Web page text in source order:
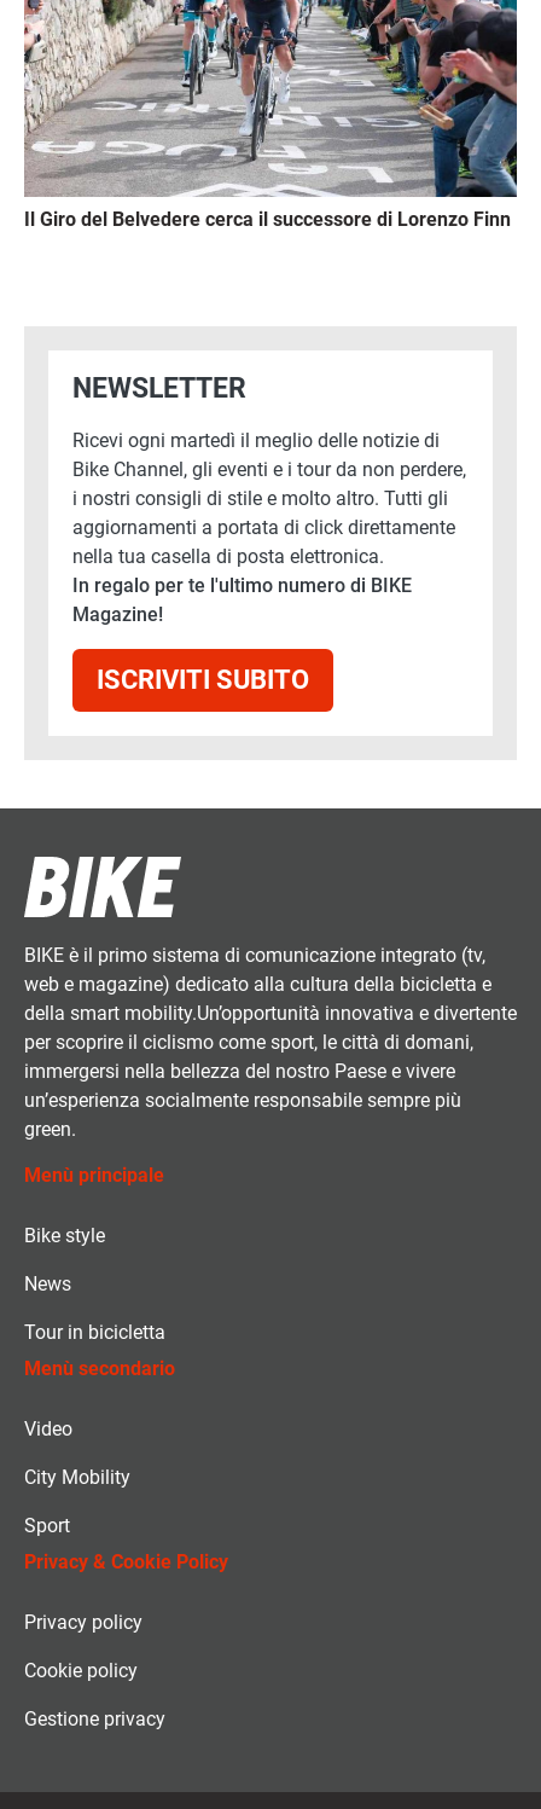
Il Giro del Belvedere cerca il successore di Lorenzo Finn
NEWSLETTER
Ricevi ogni martedì il meglio delle notizie di
Bike Channel, gli eventi e i tour da non perdere,
i nostri consigli di stile e molto altro. Tutti gli
aggiornamenti a portata di click direttamente
nella tua casella di posta elettronica.
In regalo per te l'ultimo numero di BIKE
Magazine!
ISCRIVITI SUBITO
BIKE è il primo sistema di comunicazione integrato (tv,
web e magazine) dedicato alla cultura della bicicletta e
della smart mobility.Un’opportunità innovativa e divertente
per scoprire il ciclismo come sport, le città di domani,
immergersi nella bellezza del nostro Paese e vivere
un’esperienza socialmente responsabile sempre più
green.
Menù principale
Bike style
News
Tour in bicicletta
Menù secondario
Video
City Mobility
Sport
Privacy & Cookie Policy
Privacy policy
Cookie policy
Gestione privacy